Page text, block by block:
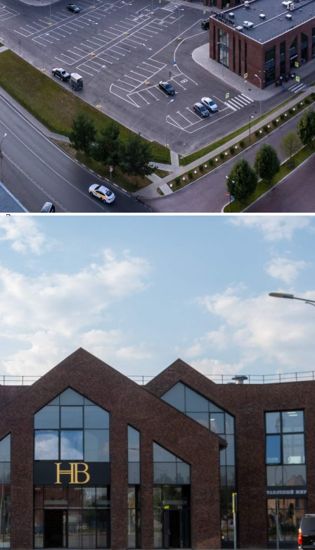
О помещении
Где находится
Контакты
Другие объявления
Характеристики помещения
№ объявления
103821
Дата размещения
09.06.2023
Город
Мытищи
Адрес
поселок Вешки, Заводская улица, д.стр16
Расположено
Торговый Центр
Этаж
2
Предлагается
Аренда
Желаемый / подходящий вид деятельности
Не указано
Назначение
Не указано
Размер площади (м2)
Цена за помещение
Цена за 1 кв. м
2 810 руб.
О помещении